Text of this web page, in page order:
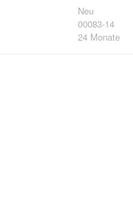
Neu
00083-14
24 Monate